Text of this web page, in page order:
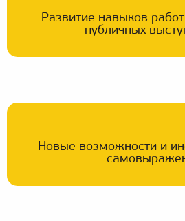
Развитие навыков
публичных
Новые возможности и